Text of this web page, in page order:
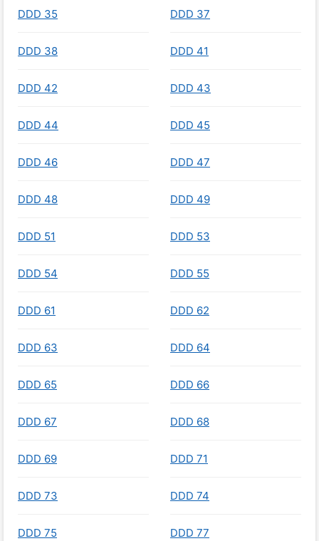
DDD 35 DDD 37
DDD 38 DDD 41
DDD 42 DDD 43
DDD 44 DDD 45
DDD 46 DDD 47
DDD 48 DDD 49
DDD 51 DDD 53
DDD 54 DDD 55
DDD 61 DDD 62
DDD 63 DDD 64
DDD 65 DDD 66
DDD 67 DDD 68
DDD 69 DDD 71
DDD 73 DDD 74
DDD 75 DDD 77